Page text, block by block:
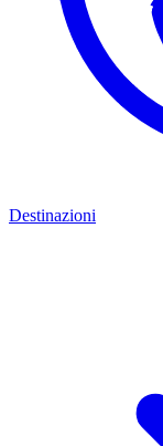
Destinazioni